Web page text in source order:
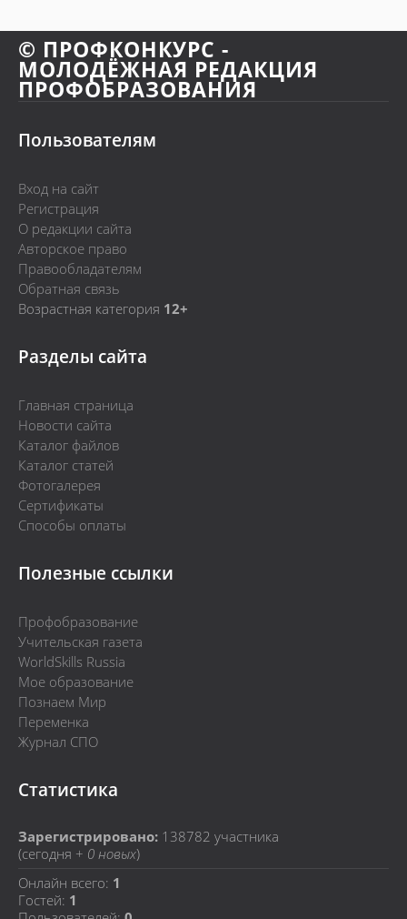
© ПРОФКОНКУРС -
МОЛОДЁЖНАЯ РЕДАКЦИЯ
ПРОФОБРАЗОВАНИЯ
Пользователям
Вход на сайт
Регистрация
О редакции сайта
Авторское право
Правообладателям
Обратная связь
Возрастная категория 12+
Разделы сайта
Главная страница
Новости сайта
Каталог файлов
Каталог статей
Фотогалерея
Сертификаты
Способы оплаты
Полезные ссылки
Профобразование
Учительская газета
WorldSkills Russia
Мое образование
Познаем Мир
Переменка
Журнал СПО
Статистика
Зарегистрировано: 138782 участника
(сегодня + 0 новых)
Онлайн всего: 1
Гостей: 1